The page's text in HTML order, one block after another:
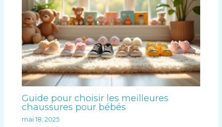
Guide pour choisir les meilleures
chaussures pour bébés
mai 18, 2025